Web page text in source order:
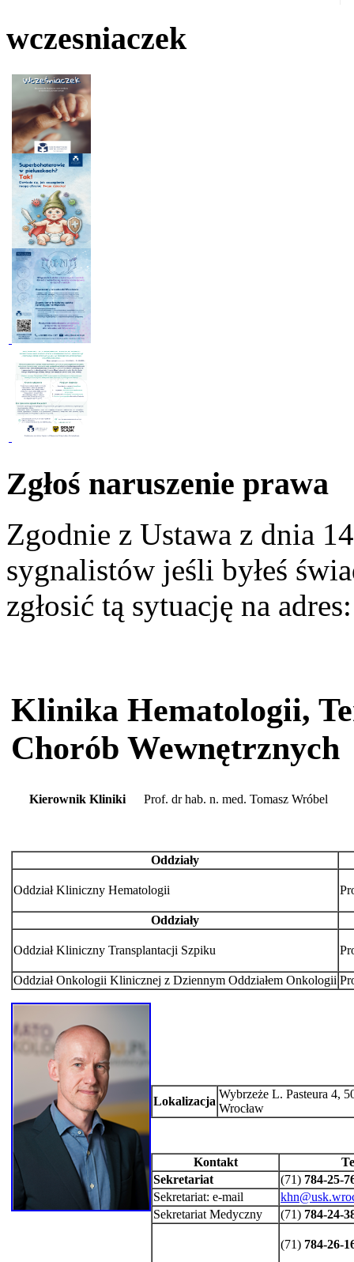
wczesniaczek
Zgłoś naruszenie prawa
Zgodnie z Ustawa z dnia
sygnalistów jeśli byłeś
zgłosić tą sytuację na
Klinika Hematologii,
Chorób Wewnętrznych
Kierownik Kliniki Prof. dr hab. n. med. Tomasz Wróbel
Oddziały
Oddział Kliniczny Hematologii
Oddziały
Oddział Kliniczny Transplantacji Szpiku
Oddział Onkologii Klinicznej z Dziennym Oddziałem Onkologii
Lokalizacja
Wybrzeże L. Pasteura 4,
Wrocław
Kontakt
Sekretariat
(71) 784-25-
Sekretariat: e-mail
Sekretariat Medyczny
(71) 784-24-
(71) 784-26-